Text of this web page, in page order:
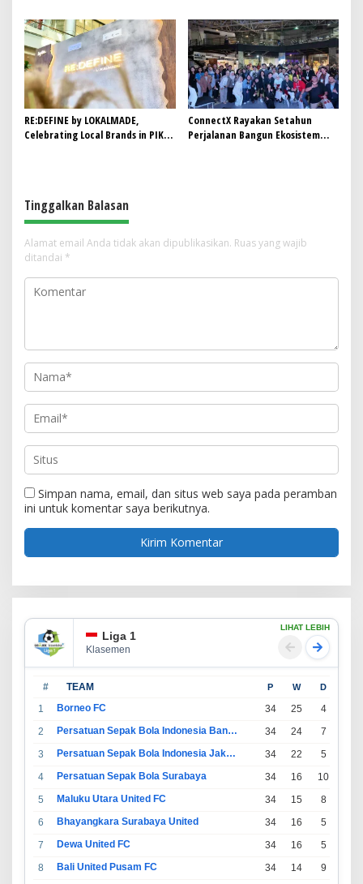
Stok
RE:DEFINE by LOKALMADE,
Celebrating Local Brands in PIK
ConnectX Rayakan Setahun
Perjalanan Bangun Ekosistem
Tinggalkan Balasan
Alamat email Anda tidak akan dipublikasikan. Ruas yang wajib
ditandai *
Simpan nama, email, dan situs web saya pada peramban
ini untuk komentar saya berikutnya.
Liga 1
Klasemen
LIHAT LEBIH
# TEAM P W D
1 Borneo FC 34 25 4
2
Persatuan Sepak Bola Indonesia Bandung 34 24 7
3
Persatuan Sepak Bola Indonesia Jakarta 34 22 5
4
Persatuan Sepak Bola Surabaya 34 16 10
5
Maluku Utara United FC 34 15 8
6
Bhayangkara Surabaya United 34 16 5
7
Dewa United FC 34 16 5
8
Bali United Pusam FC 34 14 9